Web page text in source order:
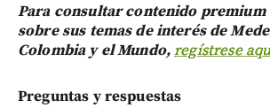
Para consultar contenido
sobre sus temas de interés de
Colombia y el Mundo,regístrese
Preguntas y respuestas